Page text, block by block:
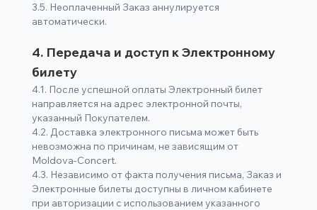
3.5. Неоплаченный Заказ аннулируется
автоматически.
4. Передача и доступ к Электронному
билету
4.1. После успешной оплаты Электронный билет
направляется на адрес электронной почты,
указанный Покупателем.
4.2. Доставка электронного письма может быть
невозможна по причинам, не зависящим от
Moldova-Concert.
4.3. Независимо от факта получения письма, Заказ и
Электронные билеты доступны в личном кабинете
при авторизации с использованием указанного